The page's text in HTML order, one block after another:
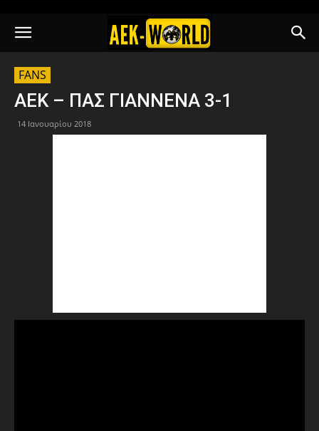
FANS
ΑΕΚ – ΠΑΣ ΓΙΑΝΝΕΝΑ 3-1
14 Ιανουαρίου 2018